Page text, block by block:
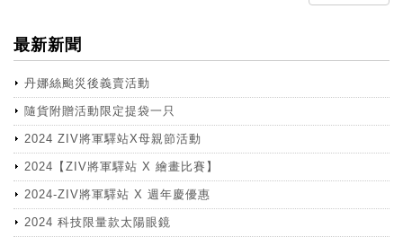
最新新聞
丹娜絲颱災後義賣活動
隨貨附贈活動限定提袋一只
2024 ZIV將軍驛站X母親節活動
2024【ZIV將軍驛站 X 繪畫比賽】
2024-ZIV將軍驛站 X 週年慶優惠
2024 科技限量款太陽眼鏡